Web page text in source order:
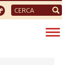
Form
di
ricerca